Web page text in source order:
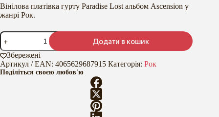
Вінілова платівка гурту Paradise Lost альбом Ascension у
жанрі Рок.
Ascension
кількість
Додати в кошик
Збережені
Артикул / EAN: 4065629687915 Категорія: Рок
Поділіться своєю любов'ю